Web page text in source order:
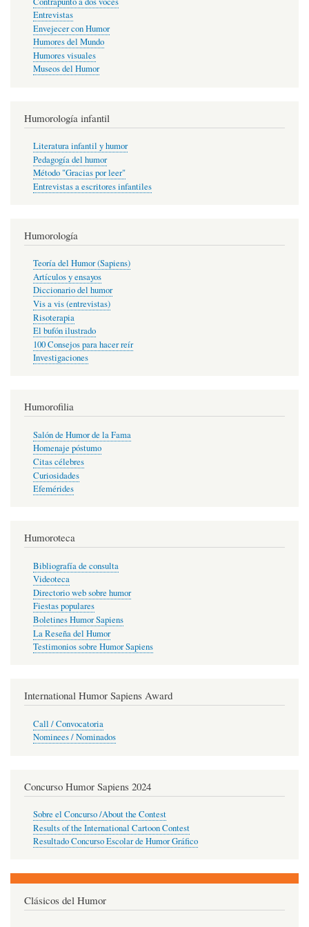
Entrevistas
Envejecer con Humor
Humores del Mundo
Humores visuales
Museos del Humor
Humorología infantil
Literatura infantil y humor
Pedagogía del humor
Método "Gracias por leer"
Entrevistas a escritores infantiles
Humorología
Teoría del Humor (Sapiens)
Artículos y ensayos
Diccionario del humor
Vis a vis (entrevistas)
Risoterapia
El bufón ilustrado
100 Consejos para hacer reír
Investigaciones
Humorofilia
Salón de Humor de la Fama
Homenaje póstumo
Citas célebres
Curiosidades
Efemérides
Humoroteca
Bibliografía de consulta
Videoteca
Directorio web sobre humor
Fiestas populares
Boletines Humor Sapiens
La Reseña del Humor
Testimonios sobre Humor Sapiens
International Humor Sapiens Award
Call / Convocatoria
Nominees / Nominados
Concurso Humor Sapiens 2024
Sobre el Concurso /About the Contest
Results of the International Cartoon Contest
Resultado Concurso Escolar de Humor Gráfico
Clásicos del Humor